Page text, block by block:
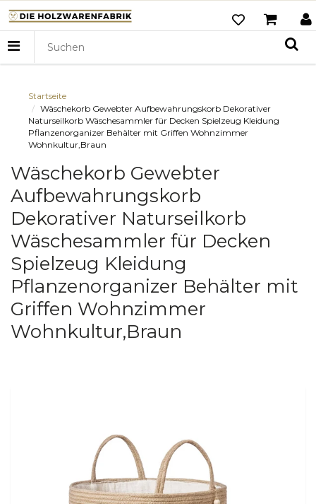
Startseite
Wäschekorb Gewebter Aufbewahrungskorb Dekorativer
Naturseilkorb Wäschesammler für Decken Spielzeug Kleidung
Pflanzenorganizer Behälter mit Griffen Wohnzimmer
Wohnkultur,Braun
Wäschekorb Gewebter
Aufbewahrungskorb
Dekorativer Naturseilkorb
Wäschesammler für Decken
Spielzeug Kleidung
Pflanzenorganizer Behälter mit
Griffen Wohnzimmer
Wohnkultur,Braun